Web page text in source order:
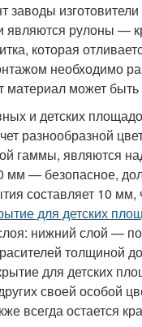
заводы
являются рулоны —
которая
необходимо
материал может
и детских
разнообразной
гаммы, являются
мм — безопасное,
составляет 10 мм,
для детских
нижний слой —
толщиной
для детских
своей особой
всегда остается